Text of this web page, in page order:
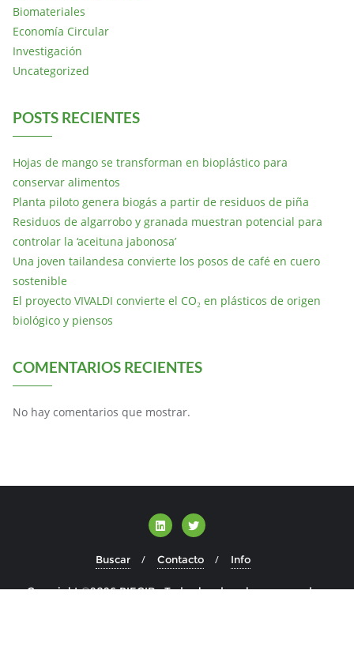
Biomateriales
Economía Circular
Investigación
Uncategorized
POSTS RECIENTES
Hojas de mango se transforman en bioplástico para
conservar alimentos
Planta piloto genera biogás a partir de residuos de piña
Residuos de algarrobo y granada muestran potencial para
controlar la ‘aceituna jabonosa’
Una joven tailandesa convierte los posos de café en cuero
sostenible
El proyecto VIVALDI convierte el CO₂ en plásticos de origen
biológico y piensos
COMENTARIOS RECIENTES
No hay comentarios que mostrar.
Buscar Contacto Info
Copyright ©2026 BIECIR . Todos los derechos reservados.